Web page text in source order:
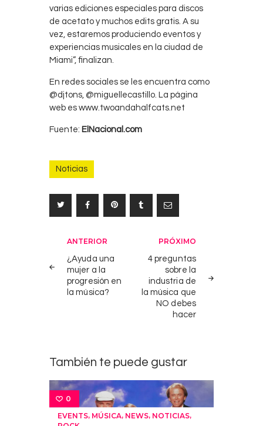
varias ediciones especiales para discos
de acetato y muchos edits gratis. A su
vez, estaremos produciendo eventos y
experiencias musicales en la ciudad de
Miami”, finalizan.
En redes sociales se les encuentra como
@djtons, @miguellecastillo. La página
web es www.twoandahalfcats.net
Fuente: ElNacional.com
Noticias
Navegación
de
entradas
ANTERIOR
¿Ayuda una
mujer a la
progresión en
la música?
PRÓXIMO
4 preguntas
sobre la
industria de
la música que
NO debes
hacer
También te puede gustar
0
EVENTS, MÚSICA, NEWS, NOTICIAS,